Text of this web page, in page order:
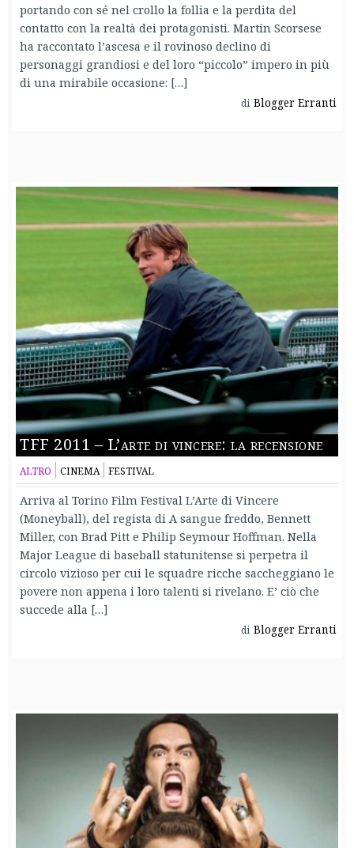
portando con sé nel crollo la follia e la perdita del
contatto con la realtà dei protagonisti. Martin Scorsese
ha raccontato l’ascesa e il rovinoso declino di
personaggi grandiosi e del loro “piccolo” impero in più
di una mirabile occasione: […]
di Blogger Erranti
TFF 2011 – L’arte di vincere: la recensione
ALTRO CINEMA FESTIVAL
Arriva al Torino Film Festival L’Arte di Vincere
(Moneyball), del regista di A sangue freddo, Bennett
Miller, con Brad Pitt e Philip Seymour Hoffman. Nella
Major League di baseball statunitense si perpetra il
circolo vizioso per cui le squadre ricche saccheggiano le
povere non appena i loro talenti si rivelano. E’ ciò che
succede alla […]
di Blogger Erranti